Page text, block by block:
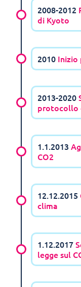
2008-2012
di Kyoto
2010 Inizio
2013-2020
protocollo
1.1.2013
CO2
12.12.2015
clima
1.12.2017
legge sul